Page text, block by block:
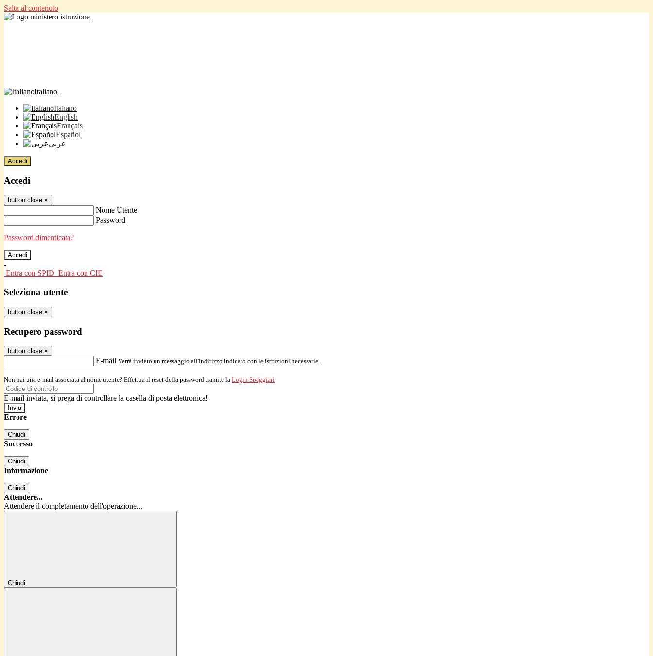
Salta al contenuto
Italiano
Italiano
English
Français
Español
عربى
Accedi
Accedi
button close ×
Nome Utente
Password
Password dimenticata?
-
Entra con SPID Entra con CIE
Seleziona utente
button close ×
Recupero password
button close ×
E-mail Verrà inviato un messaggio all'indirizzo indicato con le istruzioni necessarie.
Non hai una e-mail associata al nome utente? Effettua il reset della password tramite la Login Spaggiari
E-mail inviata, si prega di controllare la casella di posta elettronica!
Errore
Chiudi
Successo
Chiudi
Informazione
Chiudi
Attendere...
Attendere il completamento dell'operazione...
Chiudi